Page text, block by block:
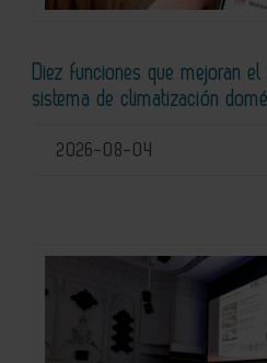
Diez funciones que mejoran
sistema de climatización
2026-08-04